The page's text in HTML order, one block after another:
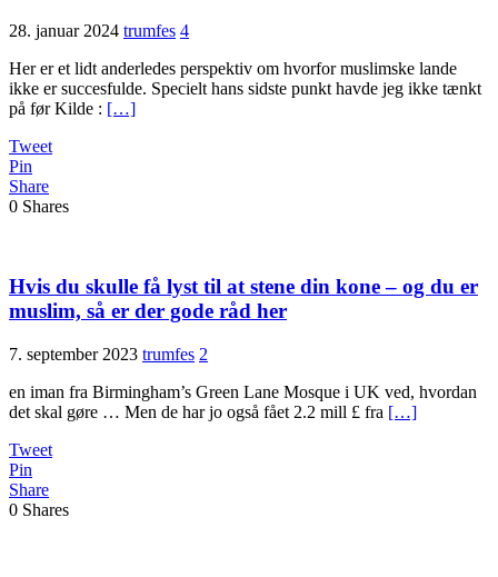
28. januar 2024 trumfes 4
Her er et lidt anderledes perspektiv om hvorfor muslimske lande
ikke er succesfulde. Specielt hans sidste punkt havde jeg ikke tænkt
på før Kilde : […]
Tweet
Pin
Share
0 Shares
Hvis du skulle få lyst til at stene din kone – og du er
muslim, så er der gode råd her
7. september 2023 trumfes 2
en iman fra Birmingham’s Green Lane Mosque i UK ved, hvordan
det skal gøre … Men de har jo også fået 2.2 mill £ fra […]
Tweet
Pin
Share
0 Shares